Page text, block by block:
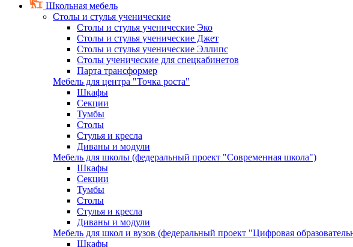
Школьная мебель
Столы и стулья ученические
Столы и стулья ученические Эко
Столы и стулья ученические Джет
Столы и стулья ученические Эллипс
Столы ученические для спецкабинетов
Парта трансформер
Мебель для центра "Точка роста"
Шкафы
Секции
Тумбы
Столы
Стулья и кресла
Диваны и модули
Мебель для школы (федеральный проект "Современная школа")
Шкафы
Секции
Тумбы
Столы
Стулья и кресла
Диваны и модули
Мебель для школ и вузов (федеральный проект "Цифровая
Шкафы